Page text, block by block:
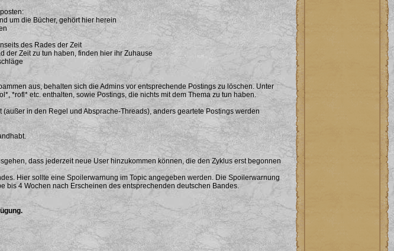
um die Bücher, gehört hier herein
des Rades der Zeit
der Zeit zu tun haben, finden hier ihr Zuhause
aus, behalten sich die Admins vor entsprechende Postings zu löschen. Unter
*rofl* etc. enthalten, sowie Postings, die nichts mit dem Thema zu tun haben.
(außer in den Regel und Absprache-Threads), anders geartete Postings werden
dass jederzeit neue User hinzukommen können, die den Zyklus erst begonnen
Hier sollte eine Spoilerwarnung im Topic angegeben werden. Die Spoilerwarnung
bis 4 Wochen nach Erscheinen des entsprechenden deutschen Bandes.